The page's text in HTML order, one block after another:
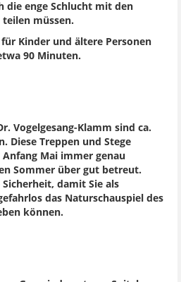
die enge Schlucht mit den
teilen müssen.
Kinder und ältere Personen
90 Minuten.
Vogelgesang-Klamm sind ca.
Diese Treppen und Stege
Mai immer genau
Sommer über gut betreut.
damit Sie als
das Naturschauspiel des
können.